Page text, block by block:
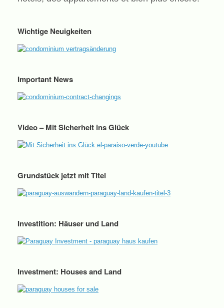
Wichtige Neuigkeiten
Important News
Video – Mit Sicherheit ins Glück
Grundstück jetzt mit Titel
Investition: Häuser und Land
Investment: Houses and Land